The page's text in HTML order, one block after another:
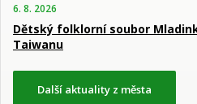
6. 8. 2026
Dětský folklorní soubor
Taiwanu
Další aktuality z města